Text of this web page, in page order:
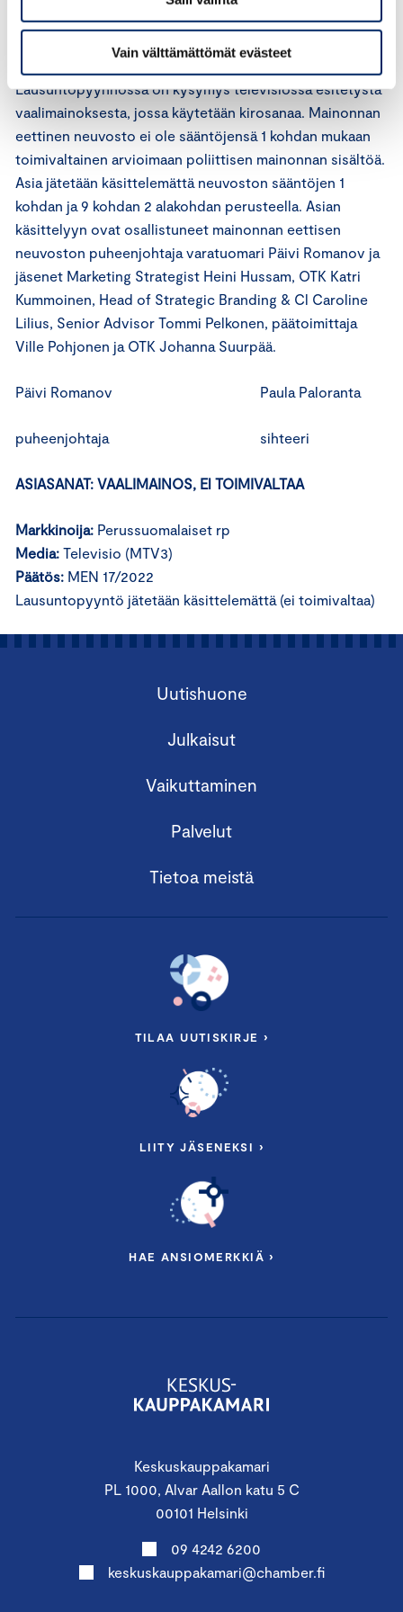
Vain välttämättömät evästeet
samasta asiasta on jo annettu huomautus.
Lausuntopyynnössä on kysymys televisiossa esitetystä
vaalimainoksesta, jossa käytetään kirosanaa. Mainonnan
eettinen neuvosto ei ole sääntöjensä 1 kohdan mukaan
toimivaltainen arvioimaan poliittisen mainonnan sisältöä.
Asia jätetään käsittelemättä neuvoston sääntöjen 1
kohdan ja 9 kohdan 2 alakohdan perusteella. Asian
käsittelyyn ovat osallistuneet mainonnan eettisen
neuvoston puheenjohtaja varatuomari Päivi Romanov ja
jäsenet Marketing Strategist Heini Hussam, OTK Katri
Kummoinen, Head of Strategic Branding & Cl Caroline
Lilius, Senior Advisor Tommi Pelkonen, päätoimittaja
Ville Pohjonen ja OTK Johanna Suurpää.
Päivi Romanov Paula Paloranta
puheenjohtaja sihteeri
ASIASANAT: VAALIMAINOS, El TOIMIVALTAA
Markkinoija: Perussuomalaiset rp
Media: Televisio (MTV3)
Päätös: MEN 17/2022
Lausuntopyyntö jätetään käsittelemättä (ei toimivaltaa)
Keskuskauppakamari
PL 1000, Alvar Aallon katu 5 C
00101 Helsinki
09 4242 6200
keskuskauppakamari@chamber.fi
Uutishuone
Julkaisut
Vaikuttaminen
Palvelut
Tietoa meistä
TILAA UUTISKIRJE ›
LIITY JÄSENEKSI ›
HAE ANSIOMERKKIÄ ›